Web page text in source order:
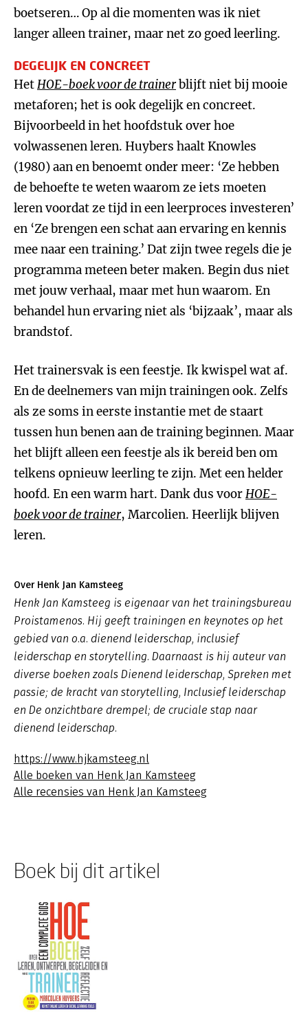
boetseren… Op al die momenten was ik niet
langer alleen trainer, maar net zo goed leerling.
DEGELIJK EN CONCREET
HetHOE-boek voor de trainerblijft niet bij mooie
metaforen; het is ook degelijk en concreet.
Bijvoorbeeld in het hoofdstuk over hoe
volwassenen leren. Huybers haalt Knowles
(1980) aan en benoemt onder meer: ‘Ze hebben
de behoefte te weten waarom ze iets moeten
leren voordat ze tijd in een leerproces investeren’
en ‘Ze brengen een schat aan ervaring en kennis
mee naar een training.’ Dat zijn twee regels die je
programma meteen beter maken. Begin dus niet
met jouw verhaal, maar met hun waarom. En
behandel hun ervaring niet als ‘bijzaak’, maar als
brandstof.
Het trainersvak is een feestje. Ik kwispel wat af.
En de deelnemers van mijn trainingen ook. Zelfs
als ze soms in eerste instantie met de staart
tussen hun benen aan de training beginnen. Maar
het blijft alleen een feestje als ik bereid ben om
telkens opnieuw leerling te zijn. Met een helder
hoofd. En een warm hart. Dank dus voorHOE-
boek voor de trainer, Marcolien. Heerlijk blijven
leren.
Over Henk Jan Kamsteeg
Henk Jan Kamsteeg is eigenaar van het trainingsbureau
Proistamenos. Hij geeft trainingen en keynotes op het
gebied van o.a. dienend leiderschap, inclusief
leiderschap en storytelling. Daarnaast is hij auteur van
diverse boeken zoals Dienend leiderschap, Spreken met
passie; de kracht van storytelling, Inclusief leiderschap
en De onzichtbare drempel; de cruciale stap naar
dienend leiderschap.
https://www.hjkamsteeg.nl
Alle boeken van Henk Jan Kamsteeg
Alle recensies van Henk Jan Kamsteeg
Boek bij dit artikel